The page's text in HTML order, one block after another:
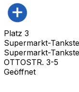
Platz 3
Supermarkt-
Supermarkt-
OTTOSTR. 3-5
Geöffnet